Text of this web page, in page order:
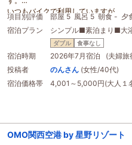
いつもバイクで利用していますが、
屋根付き駐輪場なのがまず嬉しいポイ
そして、バイク利用でもスタッフの方
ださる所も本当に嬉しいポイントです！
今回、フロントの男性スタッフの方が
だきましたが、とても楽しい時間にな
お部屋も広くてゆっくりできるし
大浴場も気持ちよくて、汗をかくこの
ホテル前にセブンイレブンがあるのと
ト、なか卯もありますのでそれもとて
項目別評価 部屋 5 風呂 5 朝食 - 夕
宿泊プラン
シンプル■素泊まり■大
ダブル 食事なし
宿泊時期
2026年7月宿泊 (夫婦旅
投稿者
のんさん (女性/40代)
宿泊価格帯
4,001～5,000円(大人１
OMO関西空港 by 星野リゾート